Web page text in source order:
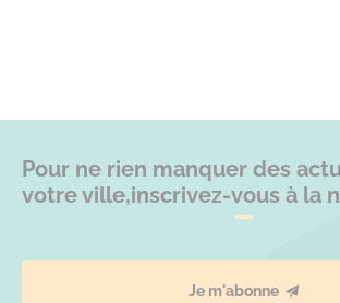
Pour ne rien manquer des
votre ville,inscrivez-vous à la
Je m'abonne